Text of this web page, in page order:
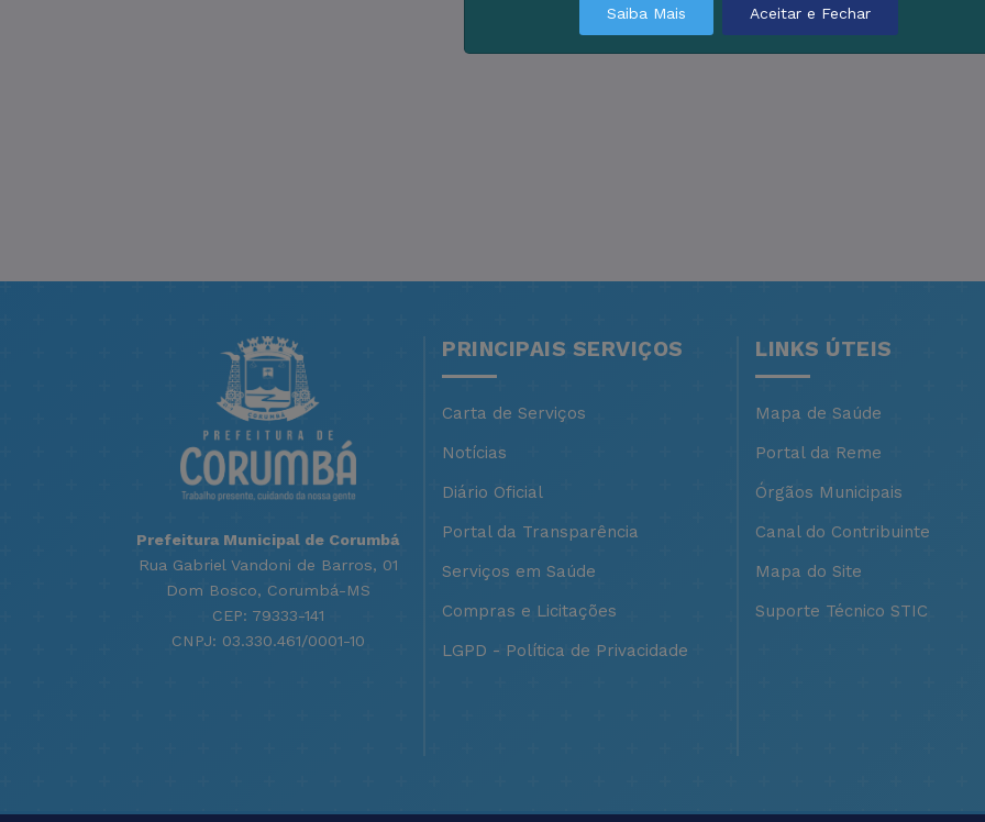
Prefeitura Municipal de Corumbá
Rua Gabriel Vandoni de Barros, 01
Dom Bosco, Corumbá-MS
CEP: 79333-141
CNPJ: 03.330.461/0001-10
PRINCIPAIS SERVIÇOS
Carta de Serviços
Notícias
Diário Oficial
Portal da Transparência
Serviços em Saúde
Compras e Licitações
LGPD - Política de Privacidade
LINKS ÚTEIS
Mapa de Saúde
Portal da Reme
Órgãos Municipais
Canal do Contribuinte
Mapa do Site
Suporte Técnico STIC
Saiba Mais Aceitar e Fechar